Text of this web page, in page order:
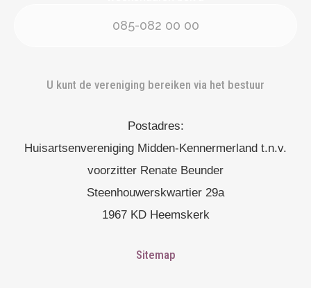
085-082 00 00
U kunt de vereniging bereiken via het bestuur
Postadres:
Huisartsenvereniging Midden-Kennermerland t.n.v.
voorzitter Renate Beunder
Steenhouwerskwartier 29a
1967 KD Heemskerk
Sitemap